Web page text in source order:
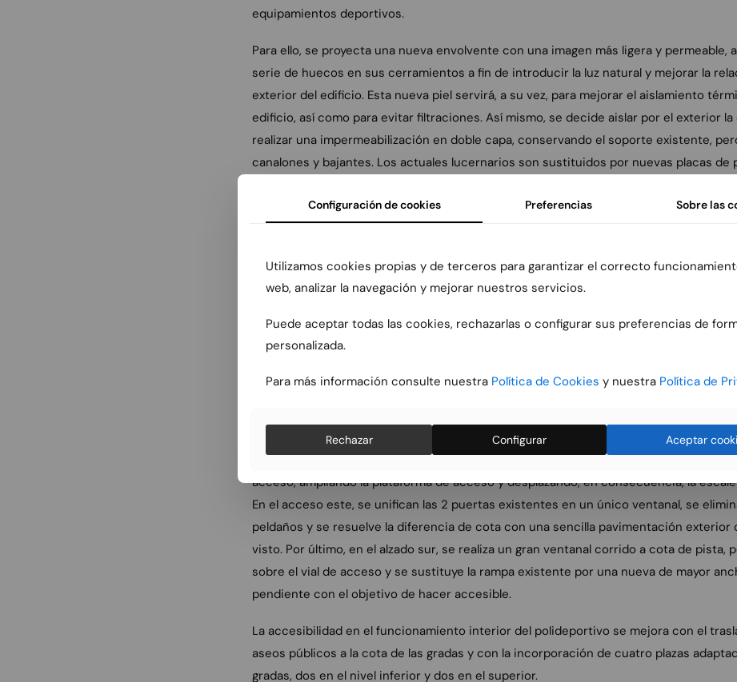
equipamientos deportivos.
Para ello, se proyecta una nueva envolvente con una imagen más ligera y permeable,
serie de huecos en sus cerramientos a fin de introducir la luz natural y mejorar la
exterior del edificio. Esta nueva piel servirá, a su vez, para mejorar el aislamiento
edificio, así como para evitar filtraciones. Así mismo, se decide aislar por el exterior
realizar una impermeabilización en doble capa, conservando el soporte existente,
canalones y bajantes. Los actuales lucernarios son sustituidos por nuevas placas de
En el interior la operación es sencilla: se elimina el falso techo existente y se deja vista
en la redistribución del ámbito ubicado bajo gradas (vestuarios, almacenes, etc.); se
escalera existente en el extremo norte y en su lugar se realiza un forjado que
contener el espacio de conserjería. Un forro interior a base de placas de cartón-yeso
servirá tanto para mejorar la acústica del recinto como para dotarlo de una imagen
unitaria.
este, oeste y sur. Con el objetico de dignificar la entrada sur, que se había convertido
más utilizada del edificio, se instala un gran ventanal y se modifica la zona urbana
acceso, ampliando la plataforma de acceso y desplazando, en consecuencia, la
En el acceso este, se unifican las 2 puertas existentes en un único ventanal, se
peldaños y se resuelve la diferencia de cota con una sencilla pavimentación exterior
visto. Por último, en el alzado sur, se realiza un gran ventanal corrido a cota de pista,
sobre el vial de acceso y se sustituye la rampa existente por una nueva de mayor
pendiente con el objetivo de hacer accesible.
La accesibilidad en el funcionamiento interior del polideportivo se mejora con el
aseos públicos a la cota de las gradas y con la incorporación de cuatro plazas
gradas, dos en el nivel inferior y dos en el superior.
Configuración de cookies Preferencias Sobre las
Utilizamos cookies propias y de terceros para garantizar el correcto
web, analizar la navegación y mejorar nuestros servicios.
Puede aceptar todas las cookies, rechazarlas o configurar sus preferencias de
personalizada.
Para más información consulte nuestra Política de Cookies y nuestra Política de
Rechazar Configurar Aceptar